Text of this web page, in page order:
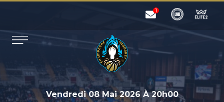
Vendredi 08 Mai 2026 À 20h00